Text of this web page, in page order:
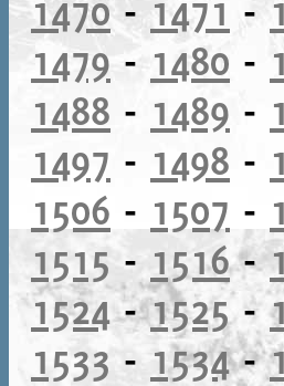
1470- 1471 -
1479 - 1480 -
1488 - 1489 -
1497 - 1498 -
1506 - 1507 -
1515- 1516-
1524-1525-
1533 - 1534-